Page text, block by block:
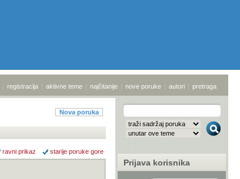
| registracija | aktivne teme | najčitanije | nove poruke | autori | pretraga
Nova poruka
ravni prikaz starije poruke gore
Prijava korisnika